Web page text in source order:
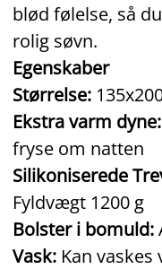
blød følelse, så
rolig søvn.
Egenskaber
Størrelse:
Ekstra varm dyne:
fryse om natten
Silikoniserede
Fyldvægt 1200 g
Bolster i bomuld:
Vask: Kan vaskes